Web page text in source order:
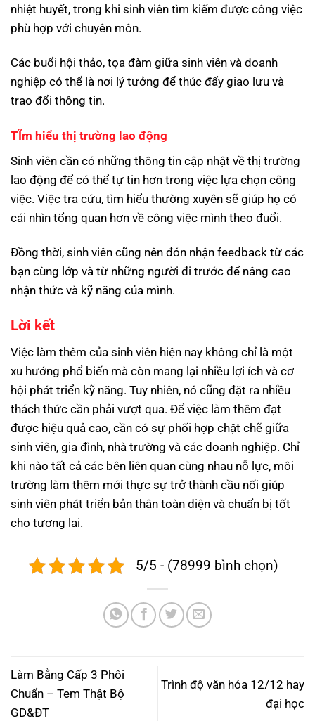
nhiệt huyết, trong khi sinh viên tìm kiếm được công việc
phù hợp với chuyên môn.
Các buổi hội thảo, tọa đàm giữa sinh viên và doanh
nghiệp có thể là nơi lý tưởng để thúc đẩy giao lưu và
trao đổi thông tin.
TĨm hiểu thị trường lao động
Sinh viên cần có những thông tin cập nhật về thị trường
lao động để có thể tự tin hơn trong việc lựa chọn công
việc. Việc tra cứu, tìm hiểu thường xuyên sẽ giúp họ có
cái nhìn tổng quan hơn về công việc mình theo đuổi.
Đồng thời, sinh viên cũng nên đón nhận feedback từ các
bạn cùng lớp và từ những người đi trước để nâng cao
nhận thức và kỹ năng của mình.
Lời kết
Việc làm thêm của sinh viên hiện nay không chỉ là một
xu hướng phổ biến mà còn mang lại nhiều lợi ích và cơ
hội phát triển kỹ năng. Tuy nhiên, nó cũng đặt ra nhiều
thách thức cần phải vượt qua. Để việc làm thêm đạt
được hiệu quả cao, cần có sự phối hợp chặt chẽ giữa
sinh viên, gia đình, nhà trường và các doanh nghiệp. Chỉ
khi nào tất cả các bên liên quan cùng nhau nỗ lực, môi
trường làm thêm mới thực sự trở thành cầu nối giúp
sinh viên phát triển bản thân toàn diện và chuẩn bị tốt
cho tương lai.
5/5 - (78999 bình chọn)
Làm Bằng Cấp 3 Phôi
Chuẩn – Tem Thật Bộ
GD&ĐT
Trình độ văn hóa 12/12 hay
đại học